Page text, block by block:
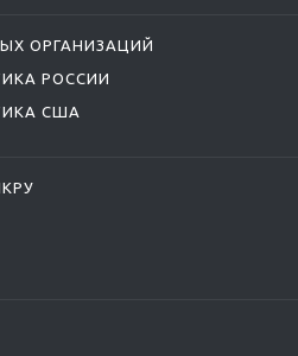
ОРГАНИЗАЦИЙ
РОССИИ
США